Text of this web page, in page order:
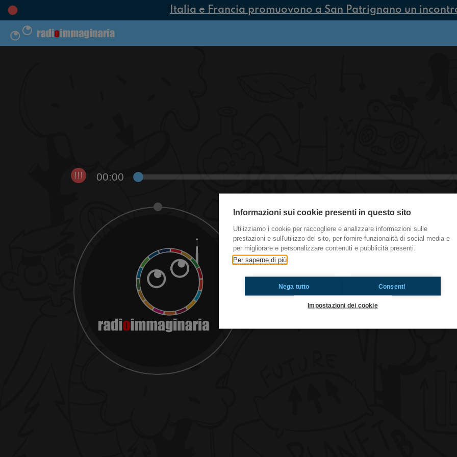
Italia e Francia promuovono a San Patrignano un
!!! 00:00
From Sanremo to England
RadioImmaginaria, da San Giovanni in
Informazioni sui cookie presenti in questo sito
Utilizziamo i cookie per raccogliere e analizzare informazioni sulle
prestazioni e sull'utilizzo del sito, per fornire funzionalità di social media e
per migliorare e personalizzare contenuti e pubblicità presenti.
Per saperne di più
Nega tutto Consenti
Impostazioni dei cookie